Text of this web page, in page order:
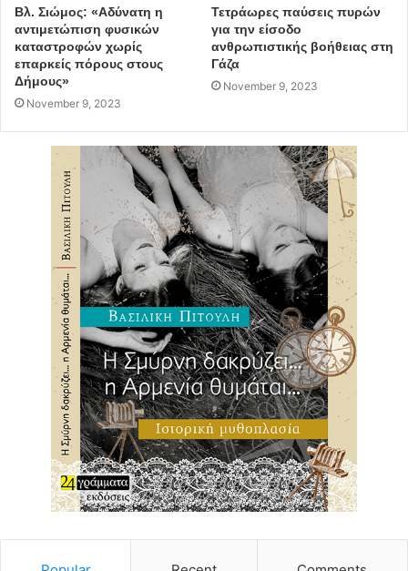
ανακύκλωση εσωτερικοί κάδοι
Βλ. Σιώμος: «Αδύνατη η
αντιμετώπιση φυσικών
καταστροφών χωρίς
επαρκείς πόρους στους
Δήμους»
November 9, 2023
Τετράωρες παύσεις πυρών
για την είσοδο
ανθρωπιστικής βοήθειας στη
Γάζα
November 9, 2023